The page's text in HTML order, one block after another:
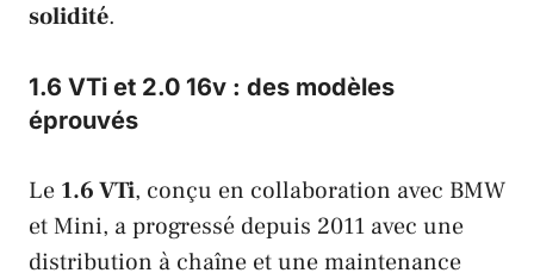
solidité.
1.6 VTi et 2.0 16v : des modèles
éprouvés
Le 1.6 VTi, conçu en collaboration avec BMW
et Mini, a progressé depuis 2011 avec une
distribution à chaîne et une maintenance